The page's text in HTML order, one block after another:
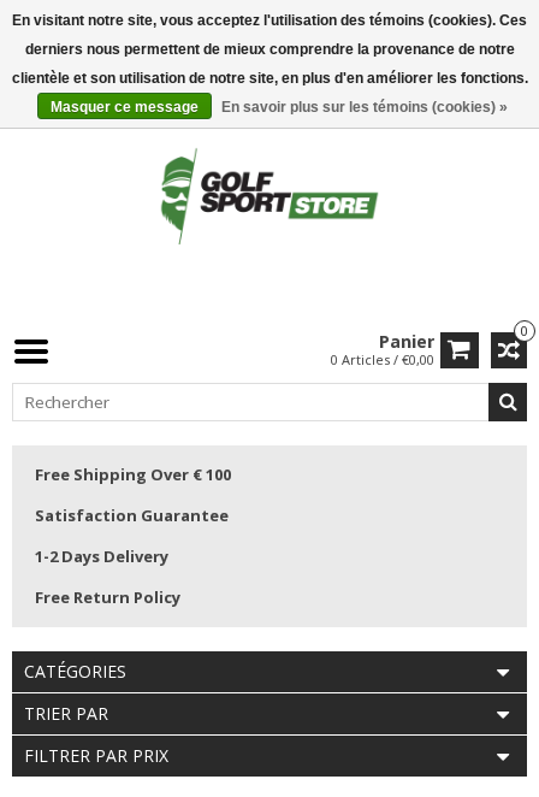
0
Panier
0 Articles / €0,00
Free Shipping Over € 100
Satisfaction Guarantee
1-2 Days Delivery
Free Return Policy
CATÉGORIES
TRIER PAR
FILTRER PAR PRIX
En visitant notre site, vous acceptez l'utilisation des témoins (cookies). Ces
derniers nous permettent de mieux comprendre la provenance de notre
clientèle et son utilisation de notre site, en plus d'en améliorer les fonctions.
Masquer ce message
En savoir plus sur les témoins (cookies) »